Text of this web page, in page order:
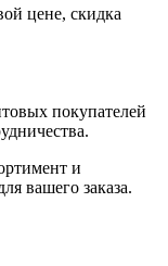
цене, скидка
покупателей
и
вашего заказа.